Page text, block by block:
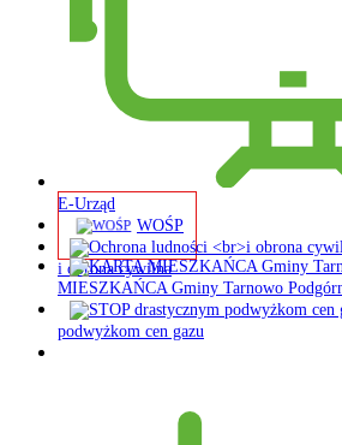
E-Urząd
WOŚP
i obrona cywilna
MIESZKAŃCA Gminy Tarnowo
podwyżkom cen gazu